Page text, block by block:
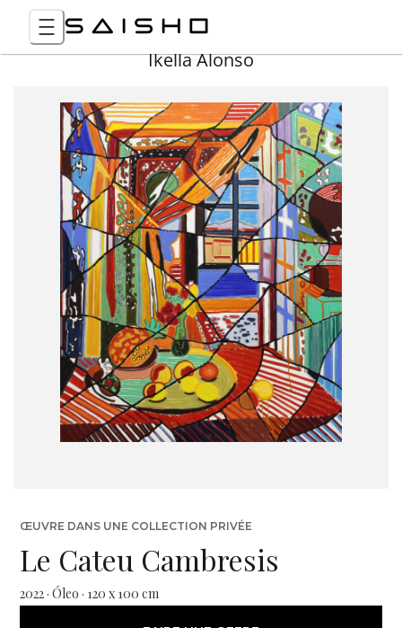
Ikella Alonso
ŒUVRE DANS UNE COLLECTION PRIVÉE
Le Cateu Cambresis
2022 · Óleo · 120 x 100 cm